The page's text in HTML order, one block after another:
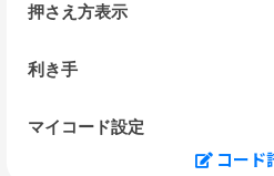
押さえ方表示
利き手
マイコード設定
コード